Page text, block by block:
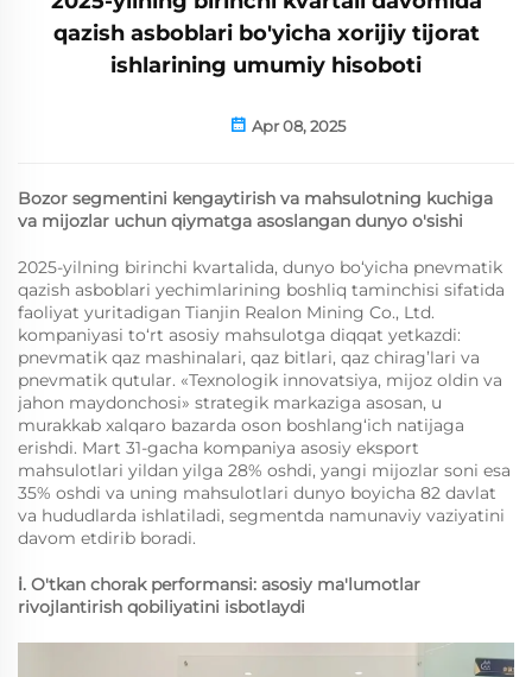
qazish asboblari bo'yicha xorijiy tijorat
ishlarining umumiy hisoboti
Apr 08, 2025
Bozor segmentini kengaytirish va mahsulotning kuchiga
va mijozlar uchun qiymatga asoslangan dunyo o'sishi
2025-yilning birinchi kvartalida, dunyo bo‘yicha pnevmatik
qazish asboblari yechimlarining boshliq taminchisi sifatida
faoliyat yuritadigan Tianjin Realon Mining Co., Ltd.
kompaniyasi to‘rt asosiy mahsulotga diqqat yetkazdi:
pnevmatik qaz mashinalari, qaz bitlari, qaz chirag’lari va
pnevmatik qutular. «Texnologik innovatsiya, mijoz oldin va
jahon maydonchosi» strategik markaziga asosan, u
murakkab xalqaro bazarda oson boshlang‘ich natijaga
erishdi. Mart 31-gacha kompaniya asosiy eksport
mahsulotlari yildan yilga 28% oshdi, yangi mijozlar soni esa
35% oshdi va uning mahsulotlari dunyo boyicha 82 davlat
va hududlarda ishlatiladi, segmentda namunaviy vaziyatini
davom etdirib boradi.
ⅰ. O'tkan chorak performansi: asosiy ma'lumotlar
rivojlantirish qobiliyatini isbotlaydi